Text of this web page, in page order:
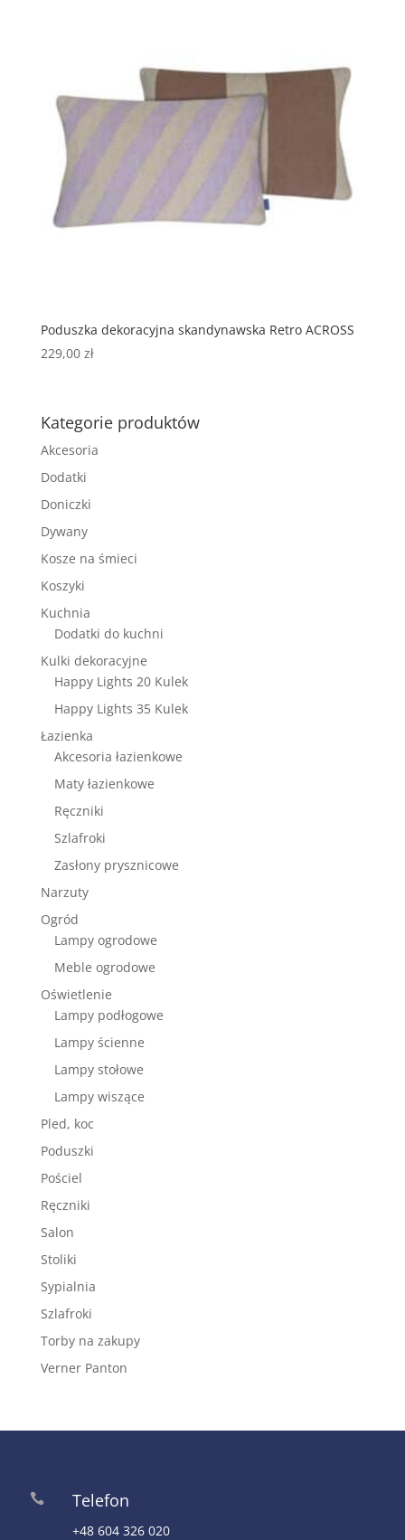
Poduszka dekoracyjna skandynawska Retro ACROSS
229,00 zł
Kategorie produktów
Akcesoria
Dodatki
Doniczki
Dywany
Kosze na śmieci
Koszyki
Kuchnia
Dodatki do kuchni
Kulki dekoracyjne
Happy Lights 20 Kulek
Happy Lights 35 Kulek
Łazienka
Akcesoria łazienkowe
Maty łazienkowe
Ręczniki
Szlafroki
Zasłony prysznicowe
Narzuty
Ogród
Lampy ogrodowe
Meble ogrodowe
Oświetlenie
Lampy podłogowe
Lampy ścienne
Lampy stołowe
Lampy wiszące
Pled, koc
Poduszki
Pościel
Ręczniki
Salon
Stoliki
Sypialnia
Szlafroki
Torby na zakupy
Verner Panton
 Telefon
+48 604 326 020